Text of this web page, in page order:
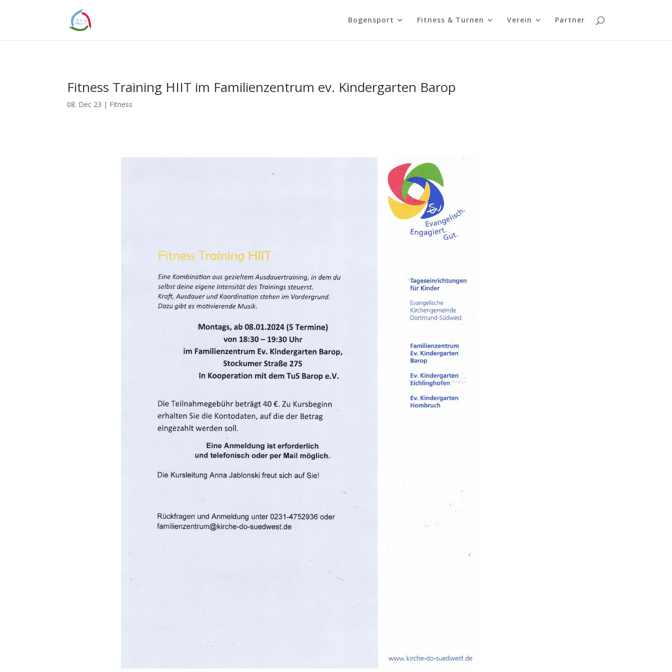
Bogensport Fitness & Turnen Verein Partner
Fitness Training HIIT im Familienzentrum ev. Kindergarten Barop
08. Dec 23 | Fitness